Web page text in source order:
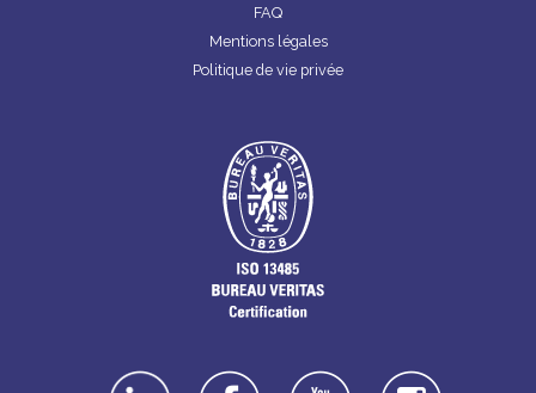
FAQ
Mentions légales
Politique de vie privée
linkedin facebook youtube
instagra